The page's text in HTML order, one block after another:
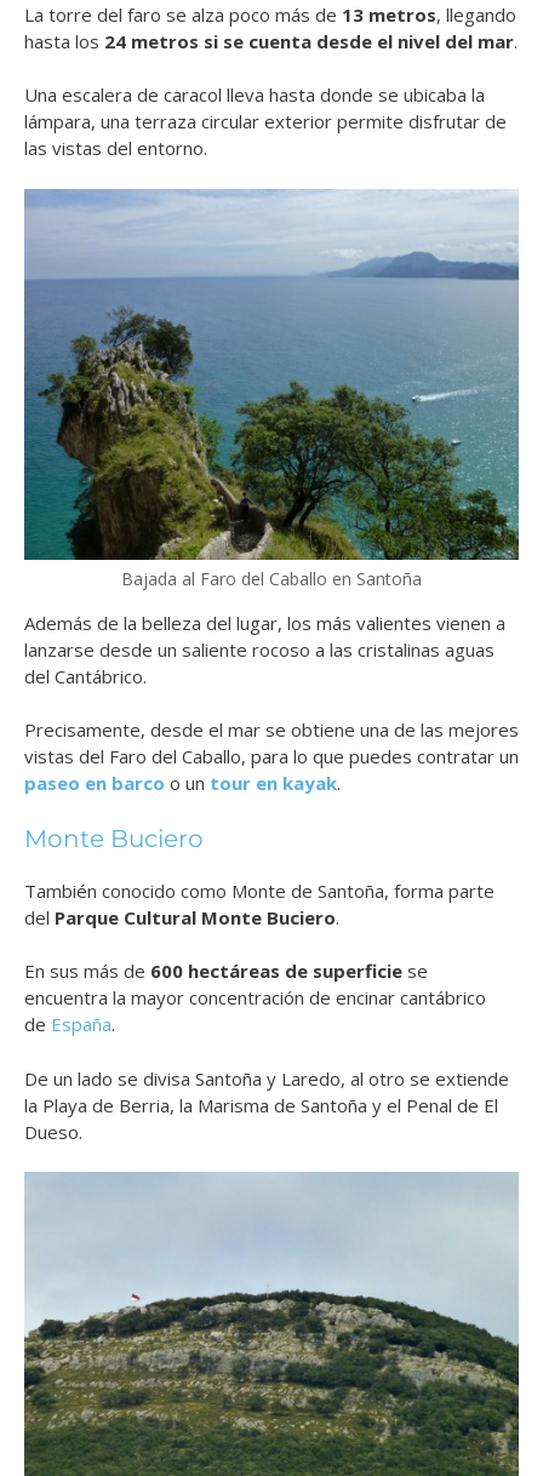
La torre del faro se alza poco más de 13 metros, llegando
hasta los 24 metros si se cuenta desde el nivel del mar.
Una escalera de caracol lleva hasta donde se ubicaba la
lámpara, una terraza circular exterior permite disfrutar de
las vistas del entorno.
Bajada al Faro del Caballo en Santoña
Además de la belleza del lugar, los más valientes vienen a
lanzarse desde un saliente rocoso a las cristalinas aguas
del Cantábrico.
Precisamente, desde el mar se obtiene una de las mejores
vistas del Faro del Caballo, para lo que puedes contratar un
paseo en barco o un tour en kayak.
Monte Buciero
También conocido como Monte de Santoña, forma parte
del Parque Cultural Monte Buciero.
En sus más de 600 hectáreas de superficie se
encuentra la mayor concentración de encinar cantábrico
de España.
De un lado se divisa Santoña y Laredo, al otro se extiende
la Playa de Berria, la Marisma de Santoña y el Penal de El
Dueso.